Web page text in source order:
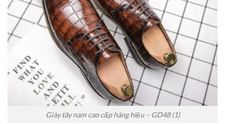
Giày tây nam cao cấp hàng hiệu – GD48 (1)